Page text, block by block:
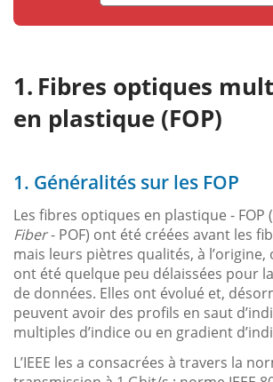
Fibres optiques
en plastique (FOP)
1. Généralités sur les FOP
Les fibres optiques en plastique - FOP (
Fiber- POF) ont été créées avant les
mais leurs piètres qualités, à l’origine,
ont été quelque peu délaissées pour
de données. Elles ont évolué et,
peuvent avoir des profils en saut
multiples d’indice ou en gradient
L’IEEE les a consacrées à travers la